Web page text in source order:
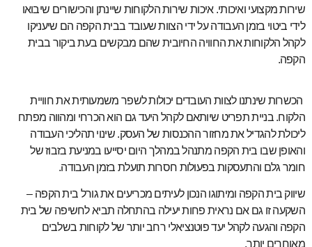
שירות מקצועי ואיכותי. איכות שירות הלקוחות שיינתן והכישורים שיבואו
לידי ביטוי בזמן העבודה על ידי הצוות שעובד בבית הקפה הם שיעניקו
לקהל הלקוחות את החוויה החיובית שהם מבקשים בעת ביקור בבית
הקפה.
הכשרות שינתנו לצוות העובדים יכולות לשפר משמעותית את חוויית
הלקוח. בניית תפריט שיותאם לקהל היעד גם הוא הכרחי ומהווה מפתח
ליכולת להגדיל את מחזור ההכנסות של העסק. שינוי תהליכי העבודה
והאופן שבו בית הקפה מתנהל במהלך היום יסייעו במניעת בזבוז של
חומר גלם והתעסקות בפעולות חסרות תועלת בזמן העבודה.
שיווק בית הקפה ומיתוגו הנכון לעיתים מכריעים את גורל בית הקפה –
השקעה זו גם אם נראית פחות יעילה בהתחלה תביא לחשיפה של בית
הקפה והגעה לקהל יעד פוטנציאלי רחב יותר של לקוחות בשלבים
מאוחרים יותר.